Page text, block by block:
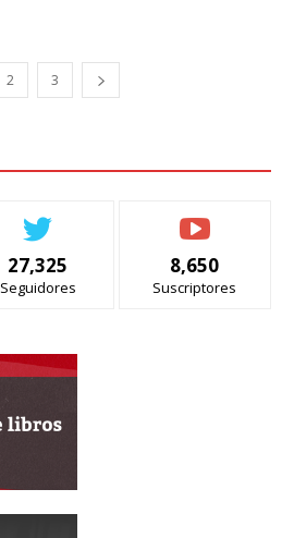
2 3
27,325
Seguidores
8,650
Suscriptores